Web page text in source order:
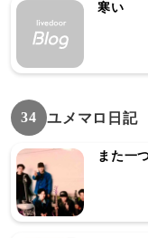
寒い
34 ユメマロ日記
また一